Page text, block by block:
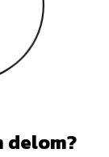
delom?